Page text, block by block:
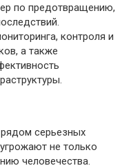
по предотвращению,
контроля и
а также
серьезных
не только
человечества.